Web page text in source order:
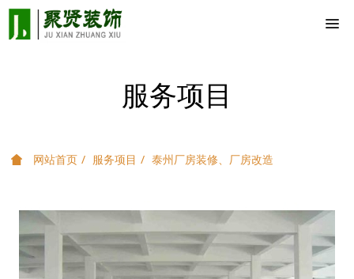
服务项目
网站首页 服务项目 泰州厂房装修、厂房改造